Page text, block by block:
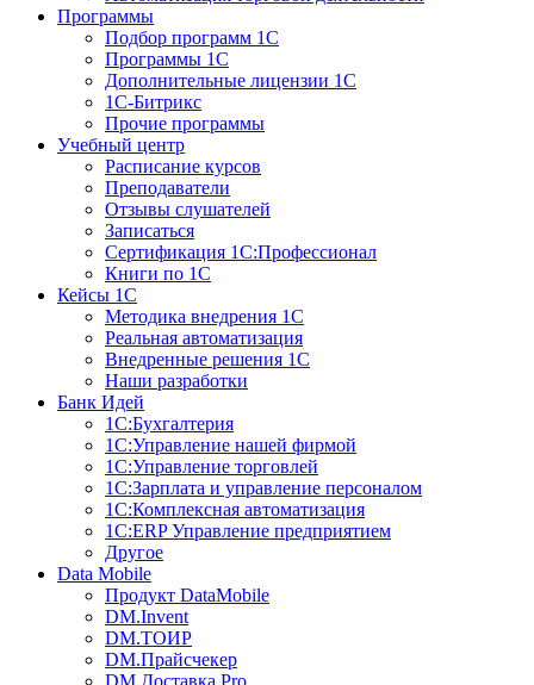
Программы
Подбор программ 1С
Программы 1С
Дополнительные лицензии 1С
1С-Битрикс
Прочие программы
Учебный центр
Расписание курсов
Преподаватели
Отзывы слушателей
Записаться
Сертификация 1С:Профессионал
Книги по 1С
Кейсы 1С
Методика внедрения 1С
Реальная автоматизация
Внедренные решения 1С
Наши разработки
Банк Идей
1С:Бухгалтерия
1С:Управление нашей фирмой
1С:Управление торговлей
1С:Зарплата и управление персоналом
1С:Комплексная автоматизация
1С:ERP Управление предприятием
Другое
Data Mobile
Продукт DataMobile
DM.Invent
DM.ТОИР
DM.Прайсчекер
DM.Доставка Pro